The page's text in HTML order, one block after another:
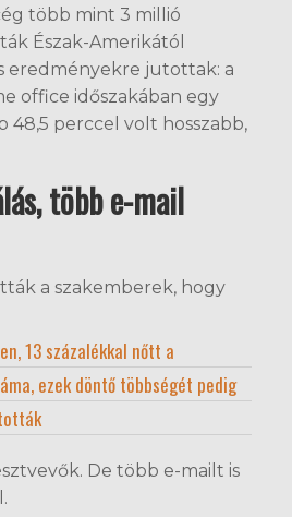
több mint 3 millió
Észak-Amerikától
eredményekre jutottak: a
office időszakában egy
48,5 perccel volt hosszabb,
több e-mail
a szakemberek, hogy
13 százalékkal nőtt a
ezek döntő többségét pedig
De több e-mailt is